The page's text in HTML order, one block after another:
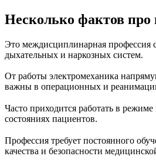
Несколько фактов
Это междисциплинарная профессия
дыхательных и наркозных систем.
От работы электромеханика
важны в операционных и
Часто приходится работать в
состояниях пациентов.
Профессия требует постоянного
качества и безопасности